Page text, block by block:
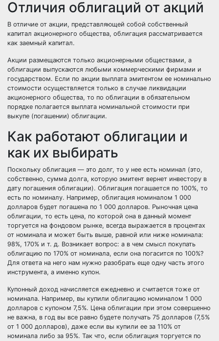
Отличия облигаций от акций
В отличие от акции, представляющей собой собственный
капитал акционерного общества, облигация рассматривается
как заемный капитал.
Акции размещаются только акционерными обществами, а
облигации выпускаются любыми коммерческими фирмами и
государством. Если по акции выплата эмитентом ее номинально
стоимости осуществляется только в случае ликвидации
акционерного общества, то по облигации в обязательном
порядке полагается выплата номинальной стоимости при
выкупе (погашении) облигации.
Как работают облигации и
как их выбирать
Поскольку облигация — это долг, то у нее есть номинал (это,
собственно, сумма долга, которую эмитент вернет инвестору в
дату погашения облигации). Облигация погашается по 100%, то
есть по номиналу. Например, облигация номиналом 1 000
долларов будет погашена по 1 000 долларов. Рыночная цена
облигации, то есть цена, по которой она в данный момент
торгуется на фондовом рынке, всегда выражается в процентах
от номинала и может быть выше, равной или ниже номинала:
98%, 170% и т. д. Возникает вопрос: а в чем смысл покупать
облигацию по 170% от номинала, если она погасится по 100%?
Для ответа на него нам нужно разобрать еще одну часть этого
инструмента, а именно купон.
Купонный доход начисляется ежедневно и считается тоже от
номинала. Например, вы купили облигацию номиналом 1 000
долларов с купоном 7,5%. Цена облигации при этом совершенно
не важна, в год вы все равно будете получать 75 долларов (7,5%
от 1 000 долларов), даже если вы купили ее за 110% от
номинала либо за 95%. Так что, если облигация торгуется по